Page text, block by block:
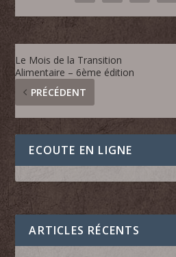
Le Mois de la Transition
Alimentaire – 6ème édition
PRÉCÉDENT
ECOUTE EN LIGNE
ARTICLES RÉCENTS